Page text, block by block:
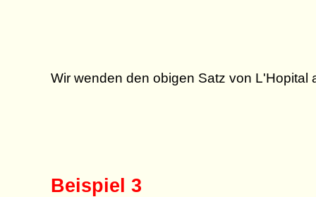
Wir wenden den obigen Satz von L'Hopital
Beispiel 3